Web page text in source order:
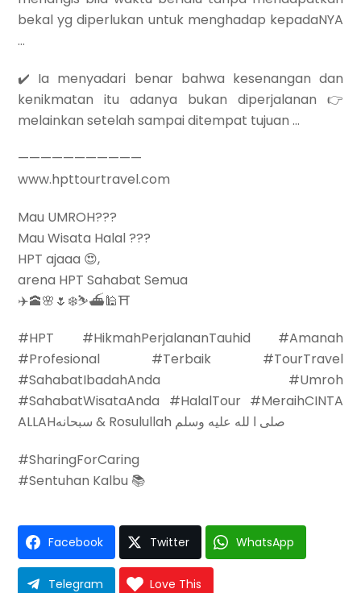
bekal yg diperlukan untuk menghadap kepadaNYA
…
✔️ Ia menyadari benar bahwa kesenangan dan
kenikmatan itu adanya bukan diperjalanan 👉
melainkan setelah sampai ditempat tujuan …
———————————
www.hpttourtravel.com
Mau UMROH???
Mau Wisata Halal ???
HPT ajaaa 😍,
arena HPT Sahabat Semua
✈️🕋🌸🌷❄️⛷⛴🕌⛩
#HPT #HikmahPerjalananTauhid #Amanah
#Profesional #Terbaik #TourTravel
#SahabatIbadahAnda #Umroh
#SahabatWisataAnda #HalalTour #MeraihCINTA
ALLAHسبحانه & Rosulullah صلى ا لله عليه وسلم
#SharingForCaring
#Sentuhan Kalbu 📚
Facebook Twitter WhatsApp
Telegram Love This